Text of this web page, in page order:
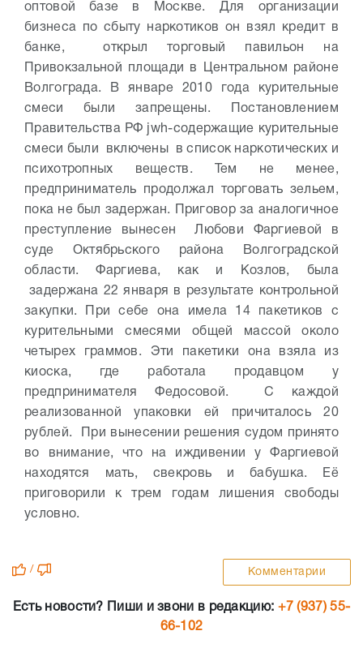
оптовой базе в Москве. Для организации
бизнеса по сбыту наркотиков он взял кредит в
банке, открыл торговый павильон на
Привокзальной площади в Центральном районе
Волгограда. В январе 2010 года курительные
смеси были запрещены. Постановлением
Правительства РФ jwh-содержащие курительные
смеси были включены в список наркотических и
психотропных веществ. Тем не менее,
предприниматель продолжал торговать зельем,
пока не был задержан.
Приговор за аналогичное
преступление вынесен Любови Фаргиевой в
суде Октябрьского района Волгоградской
области. Фаргиева, как и Козлов, была
задержана 22 января в результате контрольной
закупки. При себе она имела 14 пакетиков с
курительными смесями общей массой около
четырех граммов. Эти пакетики она взяла из
киоска, где работала продавцом у
предпринимателя Федосовой. С каждой
реализованной упаковки ей причиталось 20
рублей.
При вынесении решения судом принято
во внимание, что на иждивении у Фаргиевой
находятся мать, свекровь и бабушка. Её
приговорили к трем годам лишения свободы
условно.
/ Комментарии
Есть новости? Пиши и звони в редакцию: +7 (937) 55-
66-102